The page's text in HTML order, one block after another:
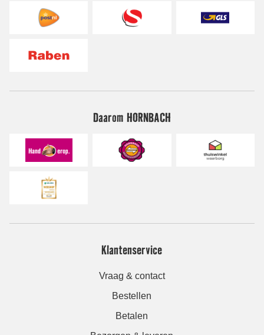
Daarom HORNBACH
Klantenservice
Vraag & contact
Bestellen
Betalen